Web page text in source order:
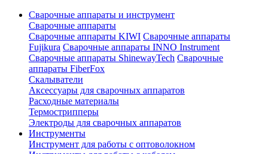
Сварочные аппараты и инструмент
Сварочные аппараты
Сварочные аппараты KIWI Сварочные аппараты
Fujikura Сварочные аппараты INNO Instrument
Сварочные аппараты ShinewayTech Cварочные
аппараты FiberFox
Скалыватели
Аксессуары для сварочных аппаратов
Расходные материалы
Термострипперы
Электроды для сварочных аппаратов
Инструменты
Инструмент для работы с оптоволокном